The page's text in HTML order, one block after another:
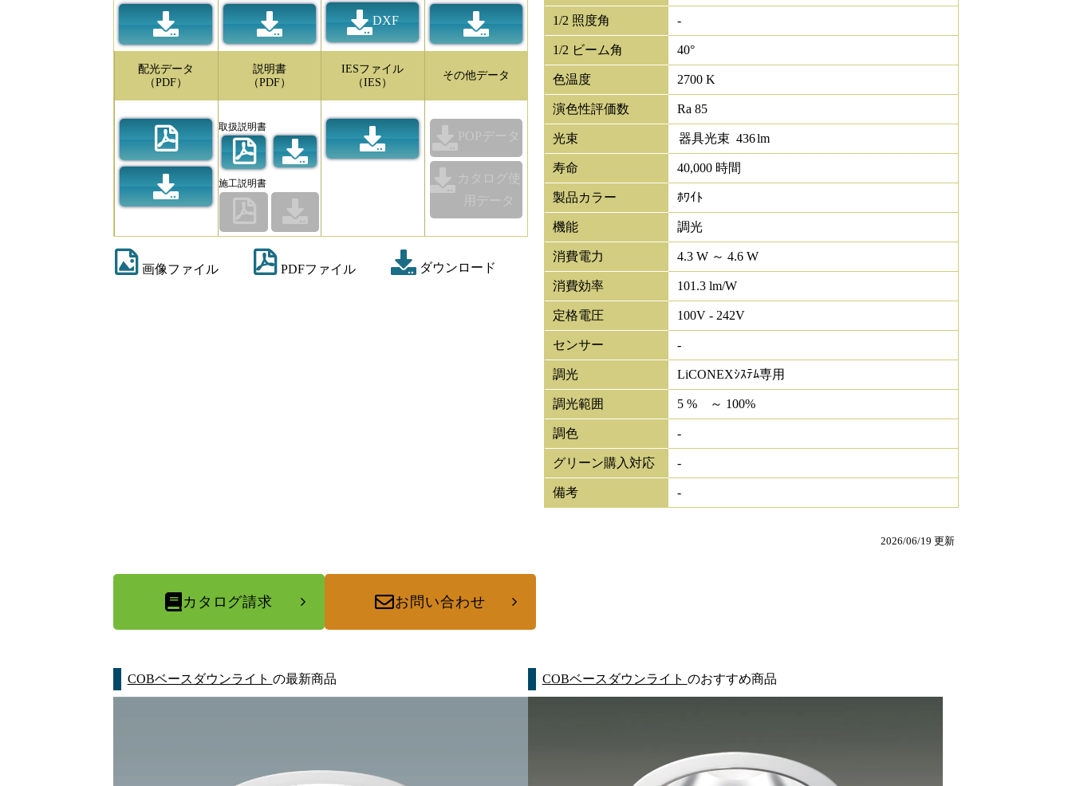
DXF
配光データ
（PDF）
説明書
（PDF）
取扱説明書
施工説明書
IESファイル
（IES）
その他データ
POPデータ
カタログ使
用データ
画像ファイル PDFファイル ダウンロード
1/2 照度角 -
1/2 ビーム角 40°
色温度 2700 K
演色性評価数 Ra 85
光束 器具光束 436lm
寿命 40,000 時間
製品カラー ﾎﾜｲﾄ
機能 調光
消費電力 4.3 W ～ 4.6 W
消費効率 101.3 lm/W
定格電圧 100V - 242V
センサー -
調光 LiCONEXｼｽﾃﾑ専用
調光範囲 5 % ～ 100%
調色 -
グリーン購入対応 -
備考 -
2026/06/19 更新
カタログ請求 お問い合わせ
COBベースダウンライト の最新商品 COBベースダウンライト のおすすめ商品